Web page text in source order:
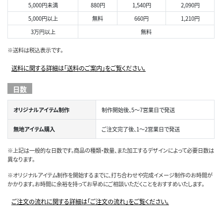
5,000円未満
880円 1,540円
2,090円
5,000円以上
無料 660円
1,210円
3万円以上
無料
※送料は税込表示です。
送料に関する詳細は「送料のご案内」をご覧ください。
日数
オリジナルアイテム制作 制作開始後、5～7営業日で発送
無地アイテム購入 ご注文完了後、1～2営業日で発送
※上記は一般的な日数です。商品の種類・数量、また加工するデザインによって必要日数は
異なります。
※オリジナルアイテム制作を開始するまでに、打ち合わせや完成イメージ制作のお時間が
かかります。お時間に余裕を持ってお早めにご相談いただくことをおすすめいたします。
ご注文の流れに関する詳細は「ご注文の流れ」をご覧ください。